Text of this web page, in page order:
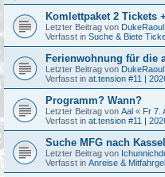
Komlettpaket 2 Tickets
Letzter Beitrag von DukeRaoul
Verfasst in Suche & Biete
Ferienwohnung für die
Letzter Beitrag von DukeRaoul
Verfasst in at.tension #11 |
Programm? Wann?
Letzter Beitrag von Aal « Fr 7.
Verfasst in at.tension #11 |
Suche MFG nach
Letzter Beitrag von
Verfasst in Anreise &